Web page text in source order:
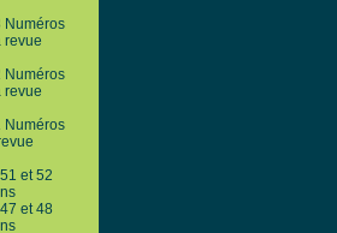
Numéros
revue
Numéros
revue
Numéros
et 52
et 48